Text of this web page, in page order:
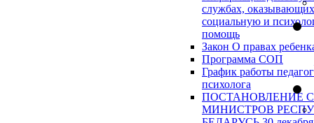
службах, оказывающих
социальную и
помощь
Закон О правах
Программа СОП
График работы
психолога
ПОСТАНОВЛЕНИЕ
МИНИСТРОВ